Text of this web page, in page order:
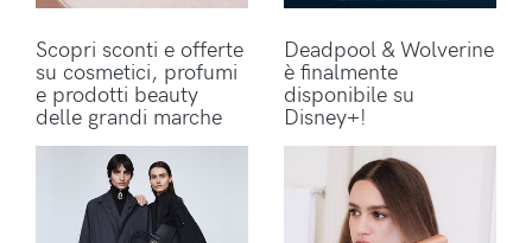
Scopri sconti e offerte
su cosmetici, profumi
e prodotti beauty
delle grandi marche
Deadpool & Wolverine
è finalmente
disponibile su
Disney+!